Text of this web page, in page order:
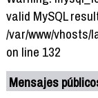
valid MySQL
/var/www/vhosts/
on line 132
Mensajes